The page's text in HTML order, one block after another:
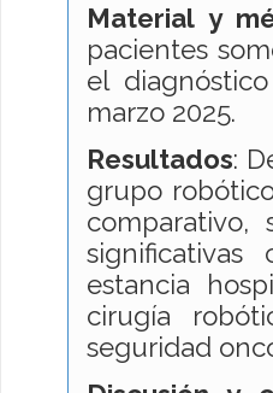
Material y
pacientes
el
marzo 2025.
Resultados:
grupo
comparativo,
estancia
cirugía
seguridad